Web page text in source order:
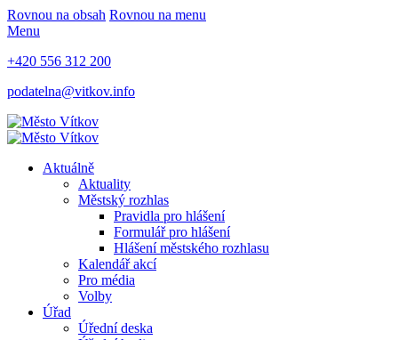
Rovnou na obsah Rovnou na menu
Menu
+420 556 312 200
podatelna@vitkov.info
Aktuálně
Aktuality
Městský rozhlas
Pravidla pro hlášení
Formulář pro hlášení
Hlášení městského rozhlasu
Kalendář akcí
Pro média
Volby
Úřad
Úřední deska